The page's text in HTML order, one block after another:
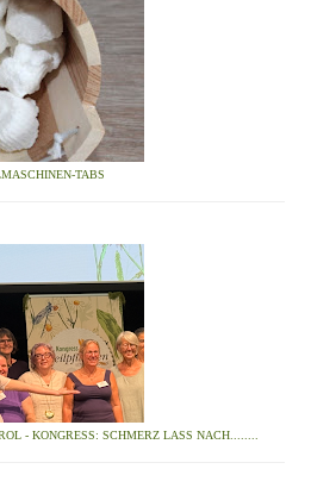
TABS
- KONGRESS: SCHMERZ LASS NACH........